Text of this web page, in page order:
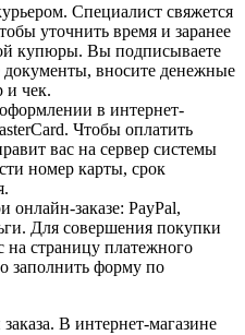
Специалист свяжется
уточнить время и заранее
купюры. Вы подписываете
документы, вносите денежные
и чек.
в интернет-
Чтобы оплатить
вас на сервер системы
номер карты, срок
заказе: PayPal,
Для совершения покупки
на страницу платежного
заполнить форму по
В интернет-магазине